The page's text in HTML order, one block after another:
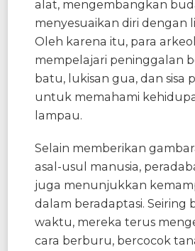
alat, mengembangkan
menyesuaikan diri dengan
Oleh karena itu, para
mempelajari peninggalan
batu, lukisan gua, dan sisa
untuk memahami
lampau.
Selain memberikan
asal-usul manusia,
juga menunjukkan
dalam beradaptasi. Seiring
waktu, mereka terus
cara berburu, bercocok